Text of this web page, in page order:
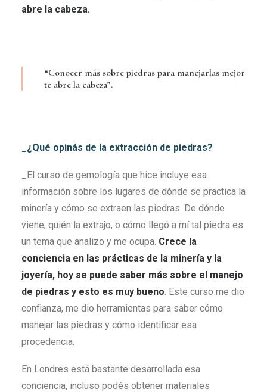
abre la cabeza.
“Conocer más sobre piedras para manejarlas mejor
te abre la cabeza”.
_¿Qué opinás de la extracción de piedras?
_El curso de gemología que hice incluye esa
información sobre los lugares de dónde se practica la
minería y cómo se extraen las piedras. De dónde
viene, quién la extrajo, o cómo llegó a mí tal piedra es
un tema que analizo y me ocupa. Crece la
conciencia en las prácticas de la minería y la
joyería, hoy se puede saber más sobre el manejo
de piedras y esto es muy bueno. Este curso me dio
confianza, me dio herramientas para saber cómo
manejar las piedras y cómo identificar esa
procedencia.
En Londres está bastante desarrollada esa
conciencia, incluso podés obtener materiales